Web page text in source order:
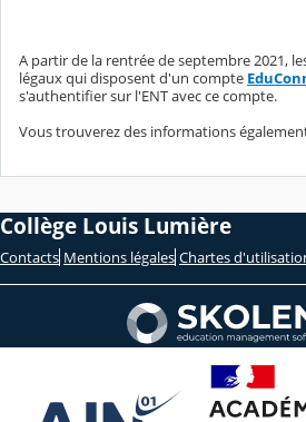
A partir de la rentrée de septembre 2021,
légaux qui disposent d'un compte
s'authentifier sur l'ENT avec ce compte.
Vous trouverez des informations
Collège Louis Lumière
Contacts Mentions légales Chartes